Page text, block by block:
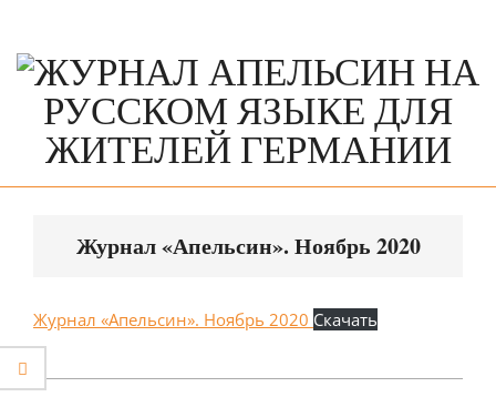
content
Журнал «Апельсин». Ноябрь 2020
Журнал «Апельсин». Ноябрь 2020 Скачать
2020-